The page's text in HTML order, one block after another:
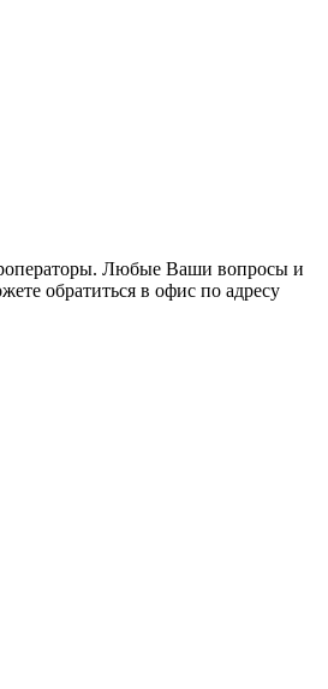
Любые Ваши вопросы и
обратиться в офис по адресу